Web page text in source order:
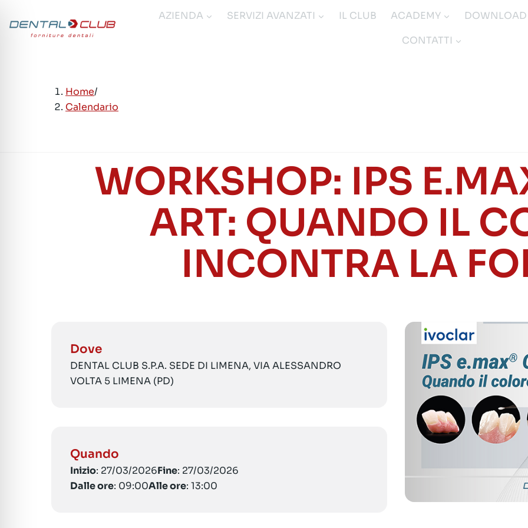
contenuto
AZIENDA SERVIZI AVANZATI IL CLUB ACADEMY
DOWNLOAD
CONTATTI
Home/
Calendario
WORKSHOP: IPS
ART: QUANDO IL
INCONTRA LA
Dove
DENTAL CLUB S.P.A. SEDE DI LIMENA, VIA ALESSANDRO
VOLTA 5 LIMENA (PD)
Quando
Inizio: 27/03/2026Fine: 27/03/2026
Dalle ore: 09:00Alle ore: 13:00